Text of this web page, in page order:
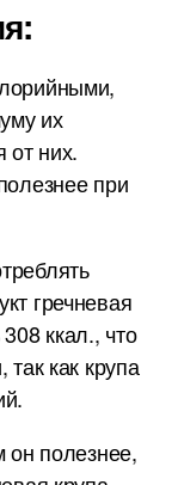
их
от них.
при
гречневая
ккал., что
как крупа
он полезнее,